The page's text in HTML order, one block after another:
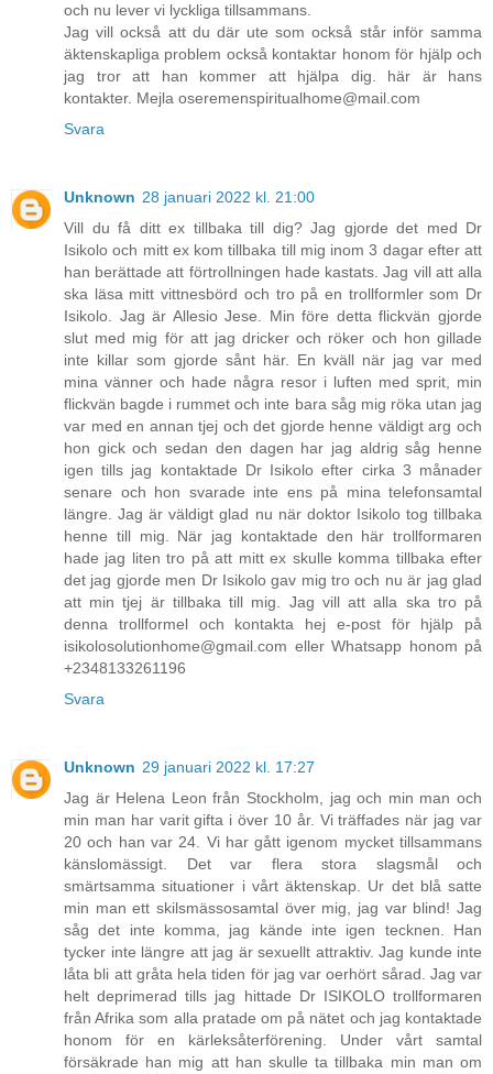
och nu lever vi lyckliga tillsammans.
Jag vill också att du där ute som också står inför samma
äktenskapliga problem också kontaktar honom för hjälp och
jag tror att han kommer att hjälpa dig. här är hans
kontakter. Mejla oseremenspiritualhome@mail.com
Svara
Unknown 28 januari 2022 kl. 21:00
Vill du få ditt ex tillbaka till dig? Jag gjorde det med Dr
Isikolo och mitt ex kom tillbaka till mig inom 3 dagar efter att
han berättade att förtrollningen hade kastats. Jag vill att alla
ska läsa mitt vittnesbörd och tro på en trollformler som Dr
Isikolo. Jag är Allesio Jese. Min före detta flickvän gjorde
slut med mig för att jag dricker och röker och hon gillade
inte killar som gjorde sånt här. En kväll när jag var med
mina vänner och hade några resor i luften med sprit, min
flickvän bagde i rummet och inte bara såg mig röka utan jag
var med en annan tjej och det gjorde henne väldigt arg och
hon gick och sedan den dagen har jag aldrig såg henne
igen tills jag kontaktade Dr Isikolo efter cirka 3 månader
senare och hon svarade inte ens på mina telefonsamtal
längre. Jag är väldigt glad nu när doktor Isikolo tog tillbaka
henne till mig. När jag kontaktade den här trollformaren
hade jag liten tro på att mitt ex skulle komma tillbaka efter
det jag gjorde men Dr Isikolo gav mig tro och nu är jag glad
att min tjej är tillbaka till mig. Jag vill att alla ska tro på
denna trollformel och kontakta hej e-post för hjälp på
isikolosolutionhome@gmail.com eller Whatsapp honom på
+2348133261196
Svara
Unknown 29 januari 2022 kl. 17:27
Jag är Helena Leon från Stockholm, jag och min man och
min man har varit gifta i över 10 år. Vi träffades när jag var
20 och han var 24. Vi har gått igenom mycket tillsammans
känslomässigt. Det var flera stora slagsmål och
smärtsamma situationer i vårt äktenskap. Ur det blå satte
min man ett skilsmässosamtal över mig, jag var blind! Jag
såg det inte komma, jag kände inte igen tecknen. Han
tycker inte längre att jag är sexuellt attraktiv. Jag kunde inte
låta bli att gråta hela tiden för jag var oerhört sårad. Jag var
helt deprimerad tills jag hittade Dr ISIKOLO trollformaren
från Afrika som alla pratade om på nätet och jag kontaktade
honom för en kärleksåterförening. Under vårt samtal
försäkrade han mig att han skulle ta tillbaka min man om